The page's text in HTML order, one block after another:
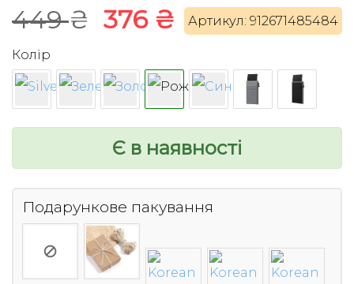
Артикул: 912671485484
449₴ Оригінальна
449 ₴.
376 ₴Поточна
ціна:
376 ₴.
Колір
Є в наявності
Подарункове пакування